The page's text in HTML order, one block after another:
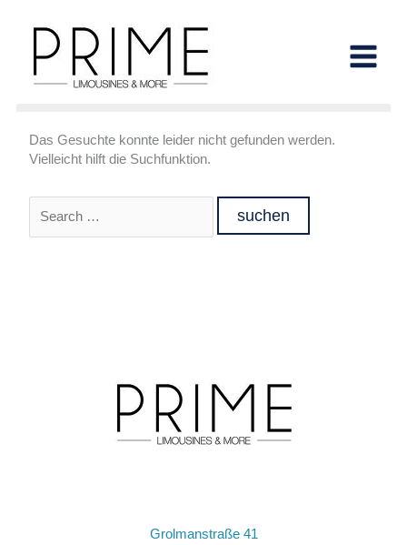
springen
springen Midi-Bus
Das Gesuchte konnte leider nicht gefunden werden.
Vielleicht hilft die Suchfunktion.
nach:
Grolmanstraße 41